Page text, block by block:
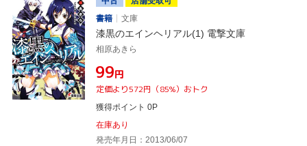
書籍
文庫
漆黒のエインヘリアル(1) 電撃文庫
相原あきら
¥99円
定価より572円（85%）おトク
獲得ポイント 0P
在庫あり
発売年月日：2013/06/07